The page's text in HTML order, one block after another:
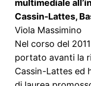
multimediale
Cassin-Lattes,
Viola Massimino
Nel corso del
portato avanti la
Cassin-Lattes ed